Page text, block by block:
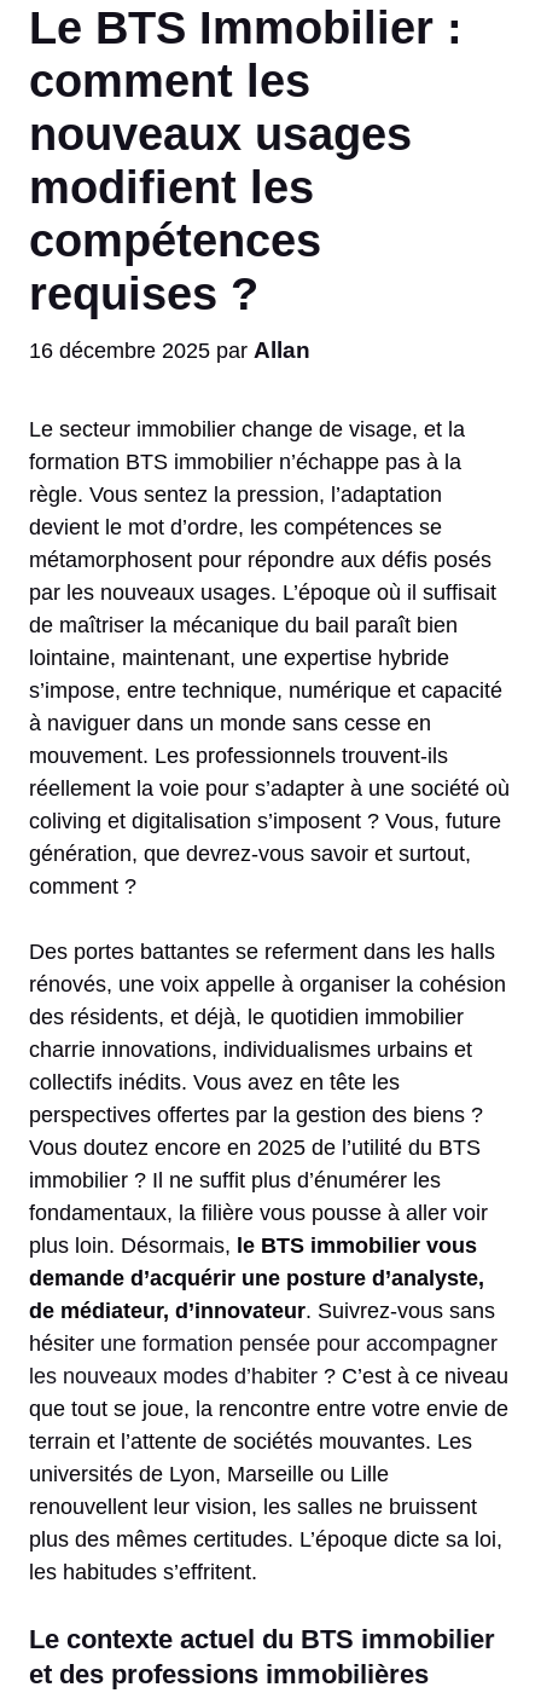
Le BTS Immobilier :
comment les
nouveaux usages
modifient les
compétences
requises ?
16 décembre 2025 par Allan
Le secteur immobilier change de visage, et la
formation BTS immobilier n’échappe pas à la
règle. Vous sentez la pression, l’adaptation
devient le mot d’ordre, les compétences se
métamorphosent pour répondre aux défis posés
par les nouveaux usages. L’époque où il suffisait
de maîtriser la mécanique du bail paraît bien
lointaine, maintenant, une expertise hybride
s’impose, entre technique, numérique et capacité
à naviguer dans un monde sans cesse en
mouvement. Les professionnels trouvent-ils
réellement la voie pour s’adapter à une société où
coliving et digitalisation s’imposent ? Vous, future
génération, que devrez-vous savoir et surtout,
comment ?
Des portes battantes se referment dans les halls
rénovés, une voix appelle à organiser la cohésion
des résidents, et déjà, le quotidien immobilier
charrie innovations, individualismes urbains et
collectifs inédits. Vous avez en tête les
perspectives offertes par la gestion des biens ?
Vous doutez encore en 2025 de l’utilité du BTS
immobilier ? Il ne suffit plus d’énumérer les
fondamentaux, la filière vous pousse à aller voir
plus loin. Désormais, le BTS immobilier vous
demande d’acquérir une posture d’analyste,
de médiateur, d’innovateur. Suivrez-vous sans
hésiter une formation pensée pour accompagner
les nouveaux modes d’habiter ? C’est à ce niveau
que tout se joue, la rencontre entre votre envie de
terrain et l’attente de sociétés mouvantes. Les
universités de Lyon, Marseille ou Lille
renouvellent leur vision, les salles ne bruissent
plus des mêmes certitudes. L’époque dicte sa loi,
les habitudes s’effritent.
Le contexte actuel du BTS immobilier
et des professions immobilières